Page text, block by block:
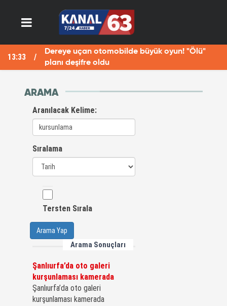
13:33
Dereye uçan otomobilde büyük oyun! "Ölü"
planı deşifre oldu
ARAMA
Aranılacak Kelime:
Sıralama
Tersten Sırala
Arama Yap
Arama Sonuçları
Şanlıurfa’da oto galeri
kurşunlaması kamerada
Şanlıurfa’da oto galeri
kurşunlaması kamerada